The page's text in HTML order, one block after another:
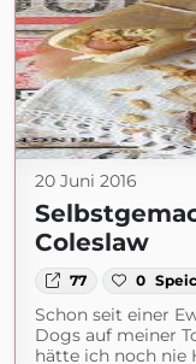
20 Juni 2016
Coleslaw
77 0
Schon seit einer
Dogs auf meiner
hätte ich noch nie